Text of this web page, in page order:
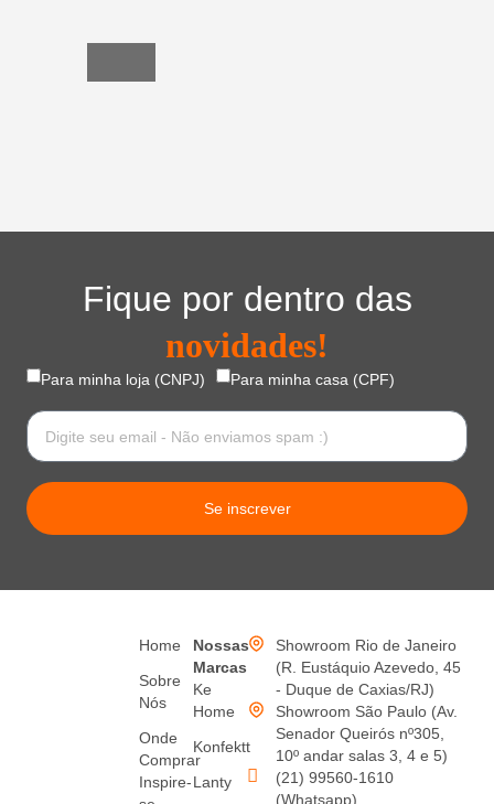
Fique por dentro das
novidades!
Para minha loja (CNPJ) Para minha casa (CPF)
Se inscrever
Home
Sobre
Nós
Onde
Comprar
Inspire-
Nossas
Marcas
Ke
Home
Konfektt
Lanty
Showroom Rio de Janeiro
(R. Eustáquio Azevedo, 45
- Duque de Caxias/RJ)
Showroom São Paulo (Av.
Senador Queirós nº305,
10º andar salas 3, 4 e 5)
(21) 99560-1610
(Whatsapp)